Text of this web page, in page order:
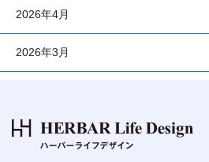
2026年4月
2026年3月